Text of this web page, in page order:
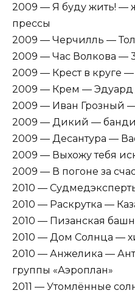
2009 — Я буду жить! —
прессы
2009 — Черчилль —
2009 — Час Волкова —
2009 — Крест в круге
2009 — Крем — Эдуард
2009 — Иван Грозный
2009 — Дикий —
2009 — Десантура —
2009 — Выхожу тебя
2009 — В погоне за
2010 —
2010 — Раскрутка —
2010 — Пизанская
2010 — Дом Солнца —
2010 — Анжелика —
группы «Аэроплан»
2011 — Утомлённые